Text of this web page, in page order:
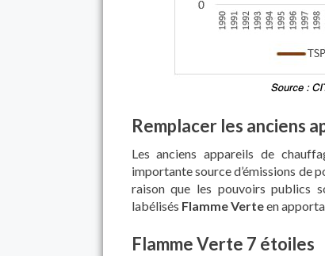
Remplacer les anciens
Les anciens appareils de
importante source d’émissions de
raison que les pouvoirs publics
labélisés Flamme Verteen
Flamme Verte 7 étoiles